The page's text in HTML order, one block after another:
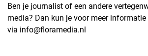
Ben je journalist of een andere
media? Dan kun je voor meer
via info@floramedia.nl